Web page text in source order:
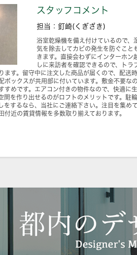
スタッフコメント
担当：釘崎(くぎざき)
浴室乾燥機を備え付けているので、
気を除去してカビの発生を防ぐこと
きます。直接会わずにインターホン
しに来訪者を確認できるので、トラ
ます。留守中に注文した商品が届くので、配送
ボックスが共用部に付いています。敷金不要な
すめです。エアコン付きの物件なので、快適に
間を作り出せるのがロフトのメリットです。駐
をするなら、当社にご連絡下さい。注目を集め
付近の賃貸情報を多数取り揃えております。